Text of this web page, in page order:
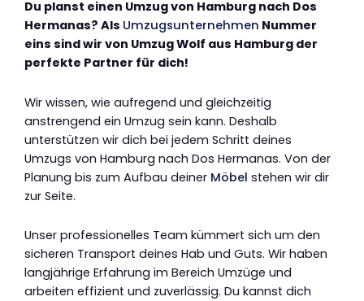
Du planst einen Umzug von Hamburg nach Dos
Hermanas? Als Umzugsunternehmen Nummer
eins sind wir von Umzug Wolf aus Hamburg der
perfekte Partner für dich!
Wir wissen, wie aufregend und gleichzeitig
anstrengend ein Umzug sein kann. Deshalb
unterstützen wir dich bei jedem Schritt deines
Umzugs von Hamburg nach Dos Hermanas. Von der
Planung bis zum Aufbau deiner Möbel stehen wir dir
zur Seite.
Unser professionelles Team kümmert sich um den
sicheren Transport deines Hab und Guts. Wir haben
langjährige Erfahrung im Bereich Umzüge und
arbeiten effizient und zuverlässig. Du kannst dich